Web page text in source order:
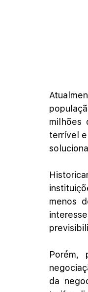
milhões
terrível
menos
Porém,
da